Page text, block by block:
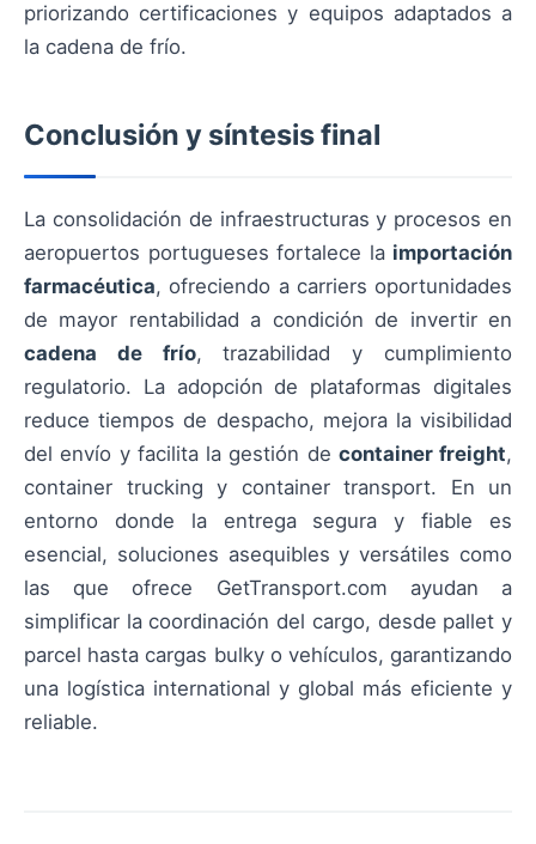
priorizando certificaciones y equipos adaptados a
la cadena de frío.
Conclusión y síntesis final
La consolidación de infraestructuras y procesos en
aeropuertos portugueses fortalece la importación
farmacéutica, ofreciendo a carriers oportunidades
de mayor rentabilidad a condición de invertir en
cadena de frío, trazabilidad y cumplimiento
regulatorio. La adopción de plataformas digitales
reduce tiempos de despacho, mejora la visibilidad
del envío y facilita la gestión de container freight,
container trucking y container transport. En un
entorno donde la entrega segura y fiable es
esencial, soluciones asequibles y versátiles como
las que ofrece GetTransport.com ayudan a
simplificar la coordinación del cargo, desde pallet y
parcel hasta cargas bulky o vehículos, garantizando
una logística international y global más eficiente y
reliable.